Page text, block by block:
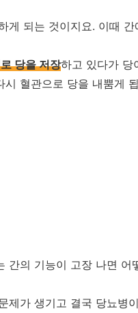
게 되는 것이지요. 이때
당을 저장하고 있다가 당
시 혈관으로 당을 내뿜게
간의 기능이 고장 나면 어
제가 생기고 결국 당뇨병